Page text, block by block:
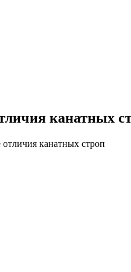
канатных
канатных строп